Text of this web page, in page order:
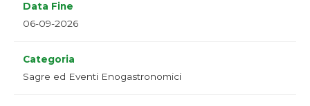
Data Fine
06-09-2026
Categoria
Sagre ed Eventi Enogastronomici